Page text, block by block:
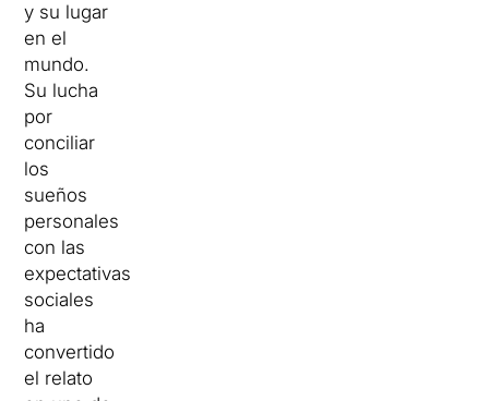
y su lugar
en el
mundo.
Su lucha
por
conciliar
los
sueños
personales
con las
expectativas
sociales
ha
convertido
el relato